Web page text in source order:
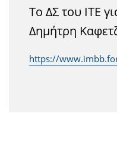
Το ΔΣ του ΙΤΕ
Δημήτρη
https://